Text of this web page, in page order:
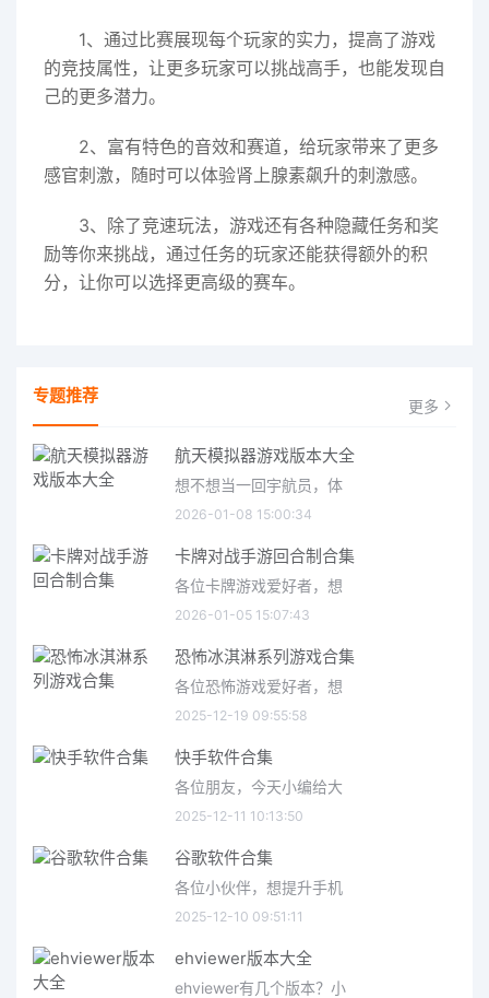
1、通过比赛展现每个玩家的实力，提高了游戏
的竞技属性，让更多玩家可以挑战高手，也能发现自
己的更多潜力。
2、富有特色的音效和赛道，给玩家带来了更多
感官刺激，随时可以体验肾上腺素飙升的刺激感。
3、除了竞速玩法，游戏还有各种隐藏任务和奖
励等你来挑战，通过任务的玩家还能获得额外的积
分，让你可以选择更高级的赛车。
专题推荐 更多
航天模拟器游戏版本大全
想不想当一回宇航员，体
2026-01-08 15:00:34
卡牌对战手游回合制合集
各位卡牌游戏爱好者，想
2026-01-05 15:07:43
恐怖冰淇淋系列游戏合集
各位恐怖游戏爱好者，想
2025-12-19 09:55:58
快手软件合集
各位朋友，今天小编给大
2025-12-11 10:13:50
谷歌软件合集
各位小伙伴，想提升手机
2025-12-10 09:51:11
ehviewer版本大全
ehviewer有几个版本？小